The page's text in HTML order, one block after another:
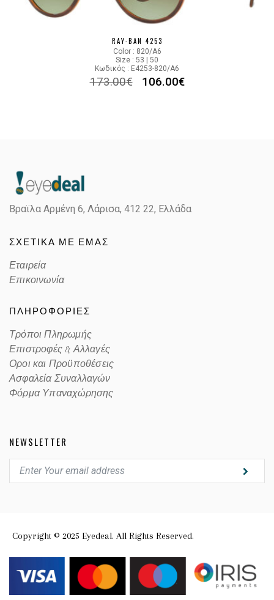
RAY-BAN 4253
Color : 820/A6
Size : 53 | 50
Κωδικός : E4253-820/A6
173.00€ 106.00€
Βραϊλα Αρμένη 6, Λάρισα, 412 22, Ελλάδα
ΣΧΕΤΙΚΑ ΜΕ ΕΜΑΣ
Εταιρεία
Επικοινωνία
ΠΛΗΡΟΦΟΡΙΕΣ
Τρόποι Πληρωμής
Επιστροφές & Αλλαγές
Οροι και Προϋποθέσεις
Ασφαλεία Συναλλαγών
Φόρμα Υπαναχώρησης
NEWSLETTER
Copyright © 2025 Eyedeal. All Rights Reserved.